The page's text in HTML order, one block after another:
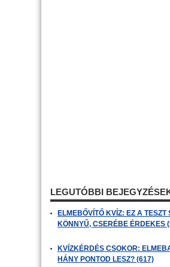
LEGUTÓBBI
ELMEBŐVÍTŐ KVÍZ: EZ A TESZT
KÖNNYŰ, CSERÉBE ÉRDEKES
KVÍZKÉRDÉS CSOKOR:
HÁNY PONTOD LESZ? (617)